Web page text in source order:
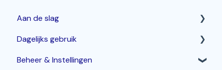
Aan de slag
Horeca Kassasysteem
Webshop: Afhaal- en Bezorgen
Dagelijks gebruik
Betalen & corrigeren
Beheer & Instellingen